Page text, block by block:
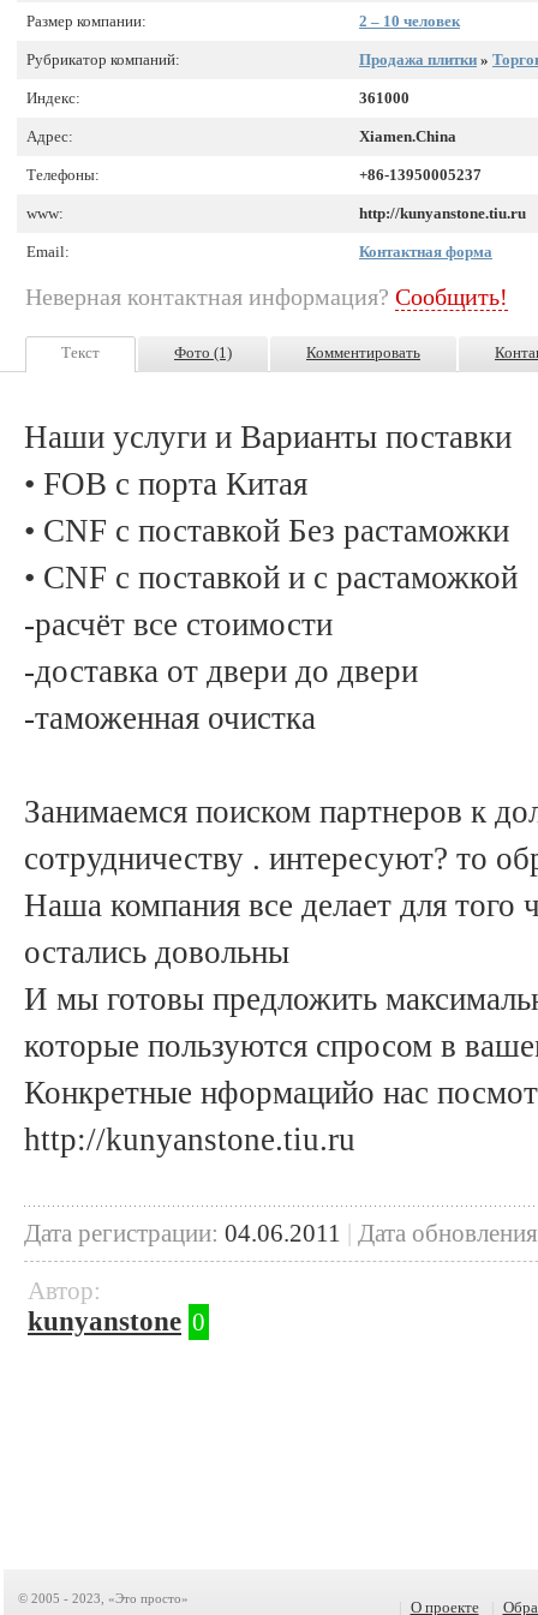
Размер компании: 2 – 10 человек
Рубрикатор компаний: Продажа плитки »
Индекс: 361000
Адрес: Xiamen.China
Телефоны: +86-13950005237
www: http://kunyanstone.tiu.ru
Email: Контактная форма
Неверная контактная информация? Сообщить!
Текст Фото (1) Комментировать
Наши услуги и Варианты поставки
• FOB с порта Китая
• CNF с поставкой Без растаможки
• CNF с поставкой и с растаможкой
-расчёт все стоимости
-доставка от двери до двери
-таможенная очистка
Занимаемся поиском партнеров к
сотрудничеству . интересуют? то
Наша компания все делает для
остались довольны
И мы готовы предложить
которые пользуются спросом в
Конкретные нформацийо нас
http://kunyanstone.tiu.ru
Дата регистрации: 04.06.2011 | Дата
Автор:
kunyanstone 0
© 2005 - 2023, «Это просто» О проекте